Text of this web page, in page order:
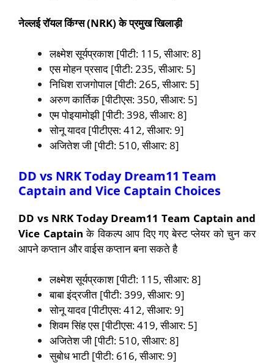
नेल्लई रॉयल किंग्स (NRK) के प्रमुख खिलाड़ी
लक्ष्मेश सूर्यप्रकाश [पीटी: 115, सीआर: 8]
एस मोहन प्रसाद [पीटी: 235, सीआर: 5]
निधिश राजगोपाल [पीटी: 265, सीआर: 5]
अरुण कार्तिक [पीटीएस: 350, सीआर: 5]
एम पोइयामोझी [पीटी: 398, सीआर: 8]
सोनू यादव [पीटीएस: 412, सीआर: 9]
अजितेश जी [पीटी: 510, सीआर: 8]
DD vs NRK Today Dream11 Team
Captain and Vice Captain Choices
DD vs NRK Today Dream11 Team Captain and
Vice Captain के विकल्प आप दिए गए बेस्ट प्लेयर को चुन कर
आपने कप्तान और वाईस कप्तान बना सकते है
लक्ष्मेश सूर्यप्रकाश [पीटी: 115, सीआर: 8]
बाबा इंद्रजीत [पीटी: 399, सीआर: 9]
सोनू यादव [पीटीएस: 412, सीआर: 9]
शिवम सिंह एस [पीटीएस: 419, सीआर: 5]
अजितेश जी [पीटी: 510, सीआर: 8]
सुबोध भाटी [पीटी: 616, सीआर: 9]